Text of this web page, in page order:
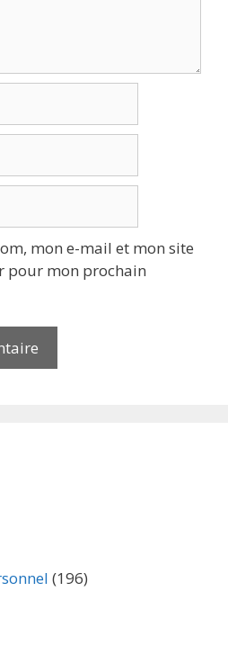
mon e-mail et mon site
pour mon prochain
(196)